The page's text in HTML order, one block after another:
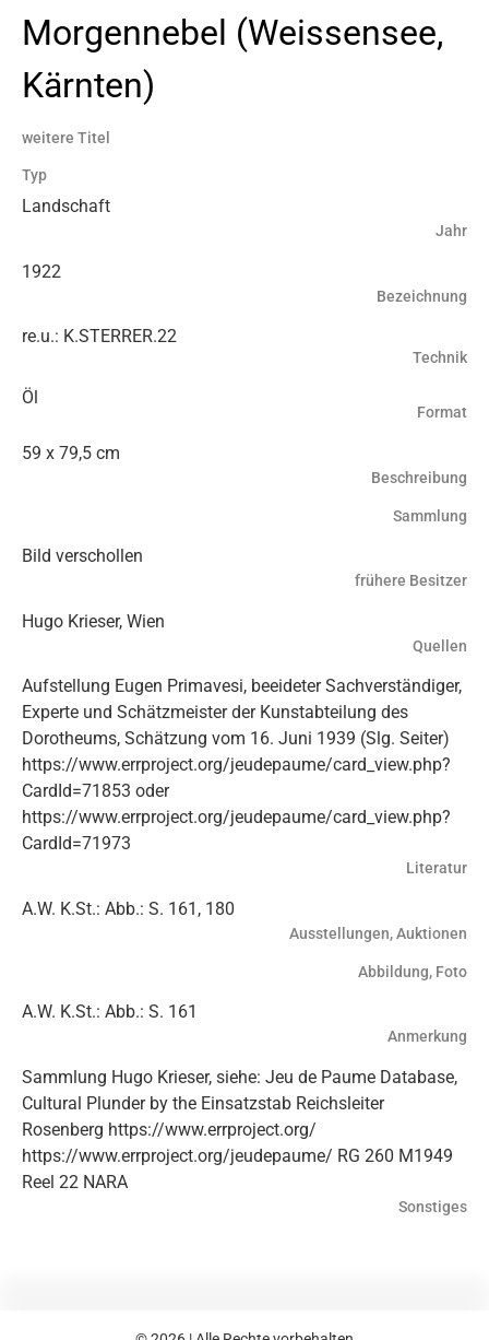
Morgennebel (Weissensee,
Kärnten)
weitere Titel
Typ
Landschaft
Jahr
1922
Bezeichnung
re.u.: K.STERRER.22
Technik
Öl
Format
59 x 79,5 cm
Beschreibung
Sammlung
Bild verschollen
frühere Besitzer
Hugo Krieser, Wien
Quellen
Aufstellung Eugen Primavesi, beeideter Sachverständiger,
Experte und Schätzmeister der Kunstabteilung des
Dorotheums, Schätzung vom 16. Juni 1939 (Slg. Seiter)
https://www.errproject.org/jeudepaume/card_view.php?
CardId=71853 oder
https://www.errproject.org/jeudepaume/card_view.php?
CardId=71973
Literatur
A.W. K.St.: Abb.: S. 161, 180
Ausstellungen, Auktionen
Abbildung, Foto
A.W. K.St.: Abb.: S. 161
Anmerkung
Sammlung Hugo Krieser, siehe: Jeu de Paume Database,
Cultural Plunder by the Einsatzstab Reichsleiter
Rosenberg https://www.errproject.org/
https://www.errproject.org/jeudepaume/ RG 260 M1949
Reel 22 NARA
Sonstiges